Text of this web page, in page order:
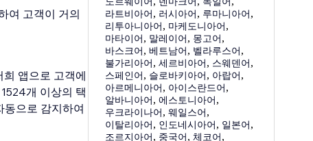
여 고객이 거의
앱으로 고객에
개 이상의 택
동으로 감지하여
라트비아어, 러시아어, 루마니아어,
리투아니아어, 마케도니아어,
마타이어, 말레이어, 몽고어,
바스크어,베트남어, 벨라루스어,
불가리아어,세르비아어, 스웨덴어,
스페인어, 슬로바키아어, 아랍어,
아르메니아어, 아이스란드어,
알바니아어,에스토니아어,
우크라이나어,웨일스어,
이탈리아어, 인도네시아어, 일본어,
조르지아어, 중국어, 체코어,